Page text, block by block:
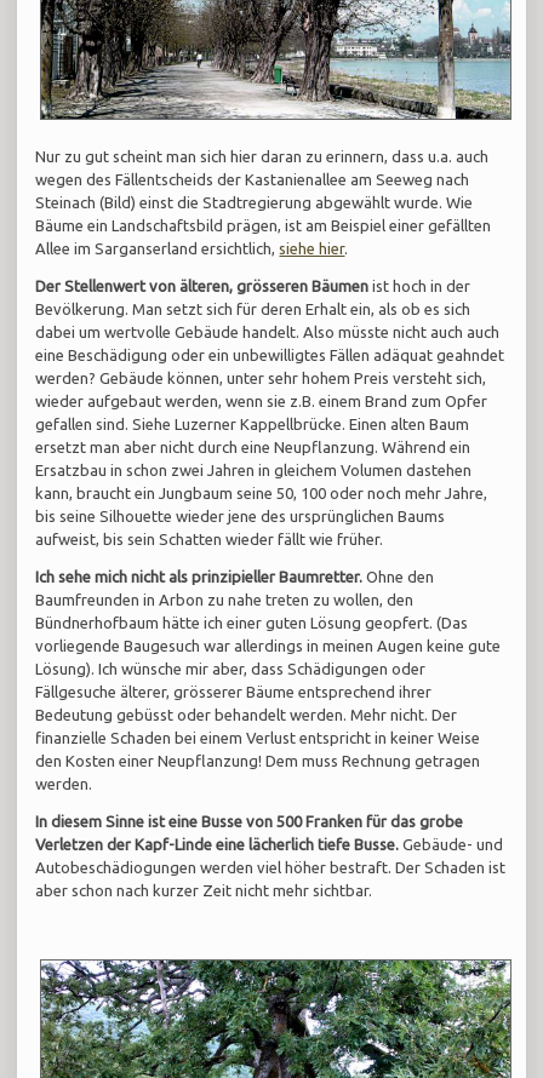
Nur zu gut scheint man sich hier daran zu erinnern, dass u.a. auch
wegen des Fällentscheids der Kastanienallee am Seeweg nach
Steinach (Bild) einst die Stadtregierung abgewählt wurde. Wie
Bäume ein Landschaftsbild prägen, ist am Beispiel einer gefällten
Allee im Sarganserland ersichtlich,siehe hier.
Der Stellenwert von älteren, grösseren Bäumen ist hoch in der
Bevölkerung. Man setzt sich für deren Erhalt ein, als ob es sich
dabei um wertvolle Gebäude handelt. Also müsste nicht auch auch
eine Beschädigung oder ein unbewilligtes Fällen adäquat geahndet
werden? Gebäude können, unter sehr hohem Preis versteht sich,
wieder aufgebaut werden, wenn sie z.B. einem Brand zum Opfer
gefallen sind. Siehe Luzerner Kappellbrücke. Einen alten Baum
ersetzt man aber nicht durch eine Neupflanzung. Während ein
Ersatzbau in schon zwei Jahren in gleichem Volumen dastehen
kann, braucht ein Jungbaum seine 50, 100 oder noch mehr Jahre,
bis seine Silhouette wieder jene des ursprünglichen Baums
aufweist, bis sein Schatten wieder fällt wie früher.
Ich sehe mich nicht als prinzipieller Baumretter. Ohne den
Baumfreunden in Arbon zu nahe treten zu wollen, den
Bündnerhofbaum hätte ich einer guten Lösung geopfert. (Das
vorliegende Baugesuch war allerdings in meinen Augen keine gute
Lösung). Ich wünsche mir aber, dass Schädigungen oder
Fällgesuche älterer, grösserer Bäume entsprechend ihrer
Bedeutung gebüsst oder behandelt werden. Mehr nicht. Der
finanzielle Schaden bei einem Verlust entspricht in keiner Weise
den Kosten einer Neupflanzung! Dem muss Rechnung getragen
werden.
In diesem Sinne ist eine Busse von 500 Franken für das grobe
Verletzen der Kapf-Linde eine lächerlich tiefe Busse.Gebäude- und
Autobeschädiogungen werden viel höher bestraft. Der Schaden ist
aber schon nach kurzer Zeit nicht mehr sichtbar.